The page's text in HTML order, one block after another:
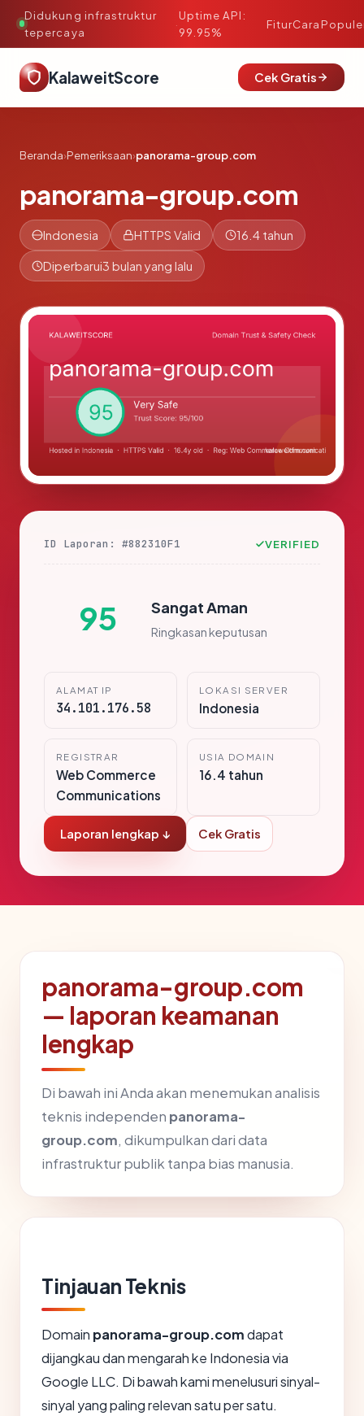
Didukung infrastruktur
tepercaya
·
Uptime API:
99.95%
FiturCara
KalaweitScore Cek Gratis
Beranda›Pemeriksaan›panorama-group.com
panorama-group.com
Indonesia HTTPS Valid 16.4 tahun
Diperbarui3 bulan yang lalu
ID Laporan: #882310F1 VERIFIED
95 Sangat Aman
Ringkasan keputusan
ALAMAT IP
34.101.176.58
LOKASI SERVER
Indonesia
REGISTRAR
Web Commerce
Communications
USIA DOMAIN
16.4 tahun
Laporan lengkap ↓ Cek Gratis
panorama-group.com
— laporan keamanan
lengkap
Di bawah ini Anda akan menemukan analisis
teknis independen panorama-
group.com, dikumpulkan dari data
infrastruktur publik tanpa bias manusia.
Tinjauan Teknis
Domain panorama-group.comdapat
dijangkau dan mengarah ke Indonesia via
Google LLC. Di bawah kami menelusuri sinyal-
sinyal yang paling relevan satu per satu.